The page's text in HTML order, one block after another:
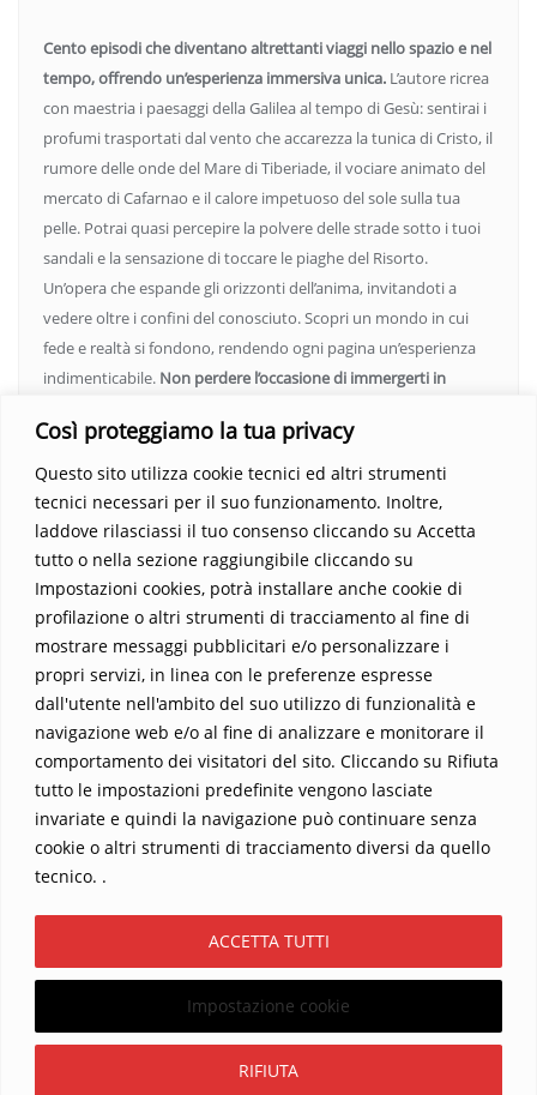
Così proteggiamo la tua privacy
Questo sito utilizza cookie tecnici ed altri strumenti
tecnici necessari per il suo funzionamento. Inoltre,
laddove rilasciassi il tuo consenso cliccando su Accetta
tutto o nella sezione raggiungibile cliccando su
Impostazioni cookies, potrà installare anche cookie di
profilazione o altri strumenti di tracciamento al fine di
mostrare messaggi pubblicitari e/o personalizzare i
propri servizi, in linea con le preferenze espresse
dall'utente nell'ambito del suo utilizzo di funzionalità e
navigazione web e/o al fine di analizzare e monitorare il
comportamento dei visitatori del sito. Cliccando su Rifiuta
tutto le impostazioni predefinite vengono lasciate
invariate e quindi la navigazione può continuare senza
cookie o altri strumenti di tracciamento diversi da quello
tecnico. .
Impostazione cookie
RIFIUTA
ACCETTA TUTTI
Cento episodi che diventano altrettanti viaggi nello spazio e nel
tempo, offrendo un’esperienza immersiva unica. L’autore ricrea
con maestria i paesaggi della Galilea al tempo di Gesù: sentirai i
profumi trasportati dal vento che accarezza la tunica di Cristo, il
rumore delle onde del Mare di Tiberiade, il vociare animato del
mercato di Cafarnao e il calore impetuoso del sole sulla tua
pelle. Potrai quasi percepire la polvere delle strade sotto i tuoi
sandali e la sensazione di toccare le piaghe del Risorto.
Un’opera che espande gli orizzonti dell’anima, invitandoti a
vedere oltre i confini del conosciuto. Scopri un mondo in cui
fede e realtà si fondono, rendendo ogni pagina un’esperienza
indimenticabile. Non perdere l’occasione di immergerti in
Parola trasformi la tua vita.
Home Contatti
Sostieni La Buona Parola – dona 5 €, 10 €, 25 €… il tuo contributo
conta
Chi sono? Alessandro Ginotta, scrittore
I viaggi dell’anima
Catechesi
Copyright ©2026 La buona Parola . All rights reserved.
WordPress &Designed by